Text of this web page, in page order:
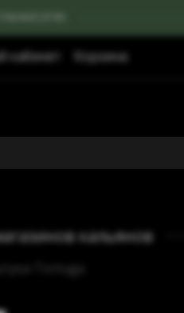
кабинет Корзина
кальянов